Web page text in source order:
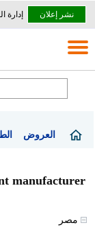
نشر إعلان إدارة
العروض
manufacturer
مصر